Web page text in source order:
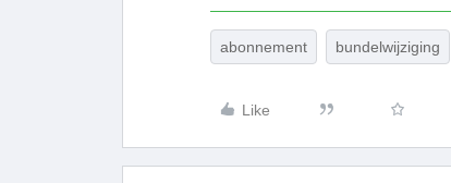
abonnement bundelwijziging
Like